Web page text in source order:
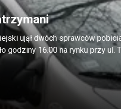
ujął dwóch sprawców
18 marca około godziny 16.00 na rynku przy